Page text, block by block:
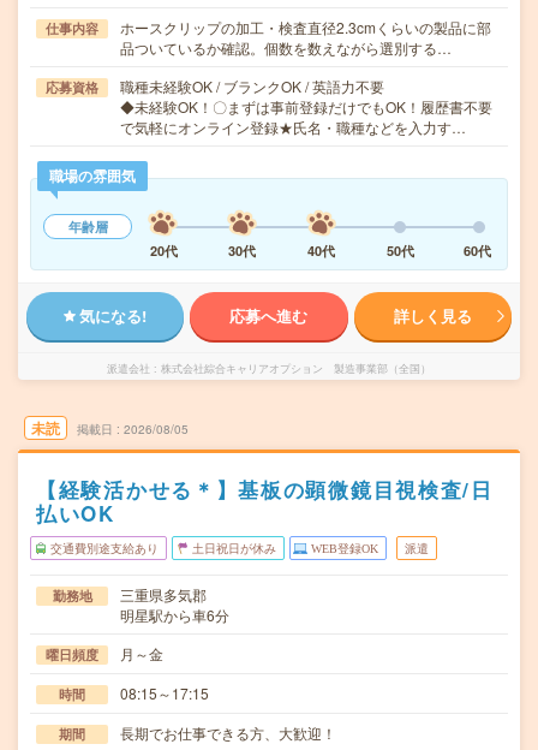
仕事内容
ホースクリップの加工・検査直径2.3cmくらいの製品に部
品ついているか確認。個数を数えながら選別する…
応募資格
職種未経験OK / ブランクOK / 英語力不要
◆未経験OK！〇まずは事前登録だけでもOK！履歴書不要
で気軽にオンライン登録★氏名・職種などを入力す…
職場の雰囲気
年齢層
20代
30代 40代 50代 60代
気になる! 応募へ進む 詳しく見る
派遣会社 株式会社綜合キャリアオプション 製造事業部（全国）
未読 掲載日 2026/08/05
【経験活かせる＊】基板の顕微鏡目視検査/日
払いOK
交通費別途支給あり 土日祝日が休み WEB登録OK 派遣
勤務地
三重県多気郡
明星駅から車6分
曜日頻度 月～金
時間 08:15～17:15
期間 長期でお仕事できる方、大歓迎！